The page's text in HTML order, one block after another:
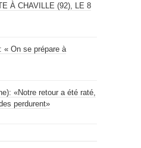
À CHAVILLE (92), LE 8
« On se prépare à
«Notre retour a été raté,
perdurent»